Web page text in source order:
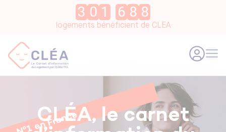
3 0 1 6 8 8
logements bénéficient de CLEA
N°1 en France
CLÉA, le carnet